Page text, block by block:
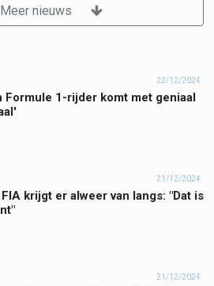
Meer nieuws
22/12/2024
Formule 1-rijder komt met geniaal
21/12/2024
FIA krijgt er alweer van langs: "Dat is
21/12/2024